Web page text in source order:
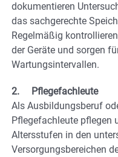
dokumentieren
das sachgerechte
Regelmäßig
der Geräte und sorgen
Wartungsintervallen.
2. Pflegefachleute
Als Ausbildungsberuf
Pflegefachleute pflegen
Altersstufen in den
Versorgungsbereichen